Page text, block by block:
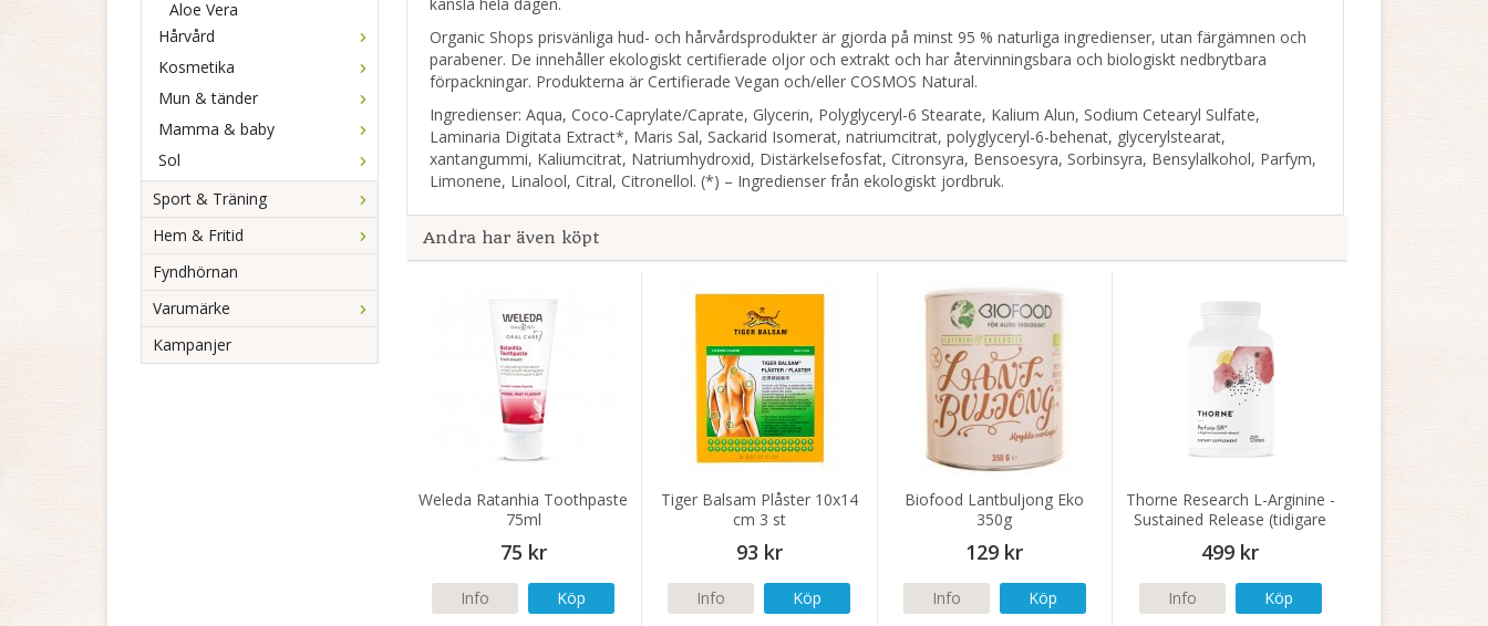
Aloe Vera
Hårvård
Kosmetika
Mun & tänder
Mamma & baby
Sol
Sport & Träning
Hem & Fritid
Fyndhörnan
Varumärke
Kampanjer
Organic Shops prisvänliga hud- och hårvårdsprodukter är gjorda på minst 95 % naturliga ingredienser, utan färgämnen och
parabener. De innehåller ekologiskt certifierade oljor och extrakt och har återvinningsbara och biologiskt nedbrytbara
förpackningar. Produkterna är Certifierade Vegan och/eller COSMOS Natural.
Ingredienser: Aqua, Coco-Caprylate/Caprate, Glycerin, Polyglyceryl-6 Stearate, Kalium Alun, Sodium Cetearyl Sulfate,
Laminaria Digitata Extract*, Maris Sal, Sackarid Isomerat, natriumcitrat, polyglyceryl-6-behenat, glycerylstearat,
xantangummi, Kaliumcitrat, Natriumhydroxid, Distärkelsefosfat, Citronsyra, Bensoesyra, Sorbinsyra, Bensylalkohol, Parfym,
Limonene, Linalool, Citral, Citronellol. (*) – Ingredienser från ekologiskt jordbruk.
Andra har även köpt
Weleda Ratanhia Toothpaste
75ml
75 kr
Info Köp
Tiger Balsam Plåster 10x14
cm 3 st
93 kr
Info Köp
Biofood Lantbuljong Eko
350g
129 kr
Info Köp
Thorne Research L-Arginine -
Sustained Release (tidigare
Perfusia-SR) 120 kapslar
499 kr
Info Köp